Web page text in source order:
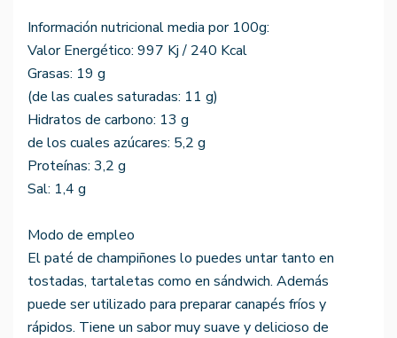
Información nutricional media por 100g:
Valor Energético: 997 Kj / 240 Kcal
Grasas: 19 g
(de las cuales saturadas: 11 g)
Hidratos de carbono: 13 g
de los cuales azúcares: 5,2 g
Proteínas: 3,2 g
Sal: 1,4 g
Modo de empleo
El paté de champiñones lo puedes untar tanto en
tostadas, tartaletas como en sándwich. Además
puede ser utilizado para preparar canapés fríos y
rápidos. Tiene un sabor muy suave y delicioso de